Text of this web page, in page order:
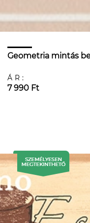
Geometria mintás
ÁR:
7 990 Ft